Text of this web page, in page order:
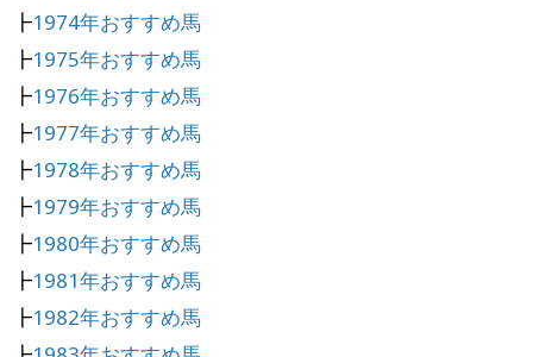
┣1974年おすすめ馬
┣1975年おすすめ馬
┣1976年おすすめ馬
┣1977年おすすめ馬
┣1978年おすすめ馬
┣1979年おすすめ馬
┣1980年おすすめ馬
┣1981年おすすめ馬
┣1982年おすすめ馬